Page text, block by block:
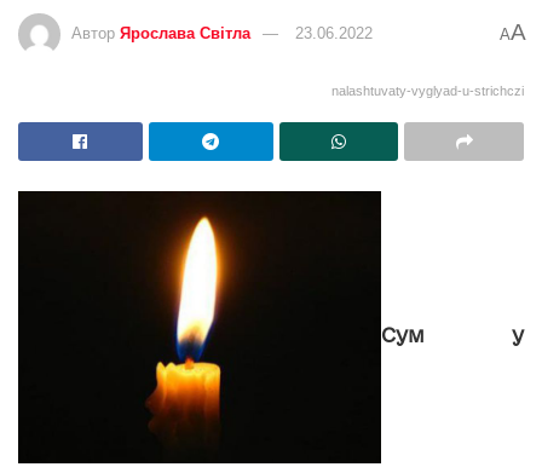
Автор Ярослава Світла 23.06.2022 AA
nalashtuvaty-vyglyad-u-strichczi
Сум у